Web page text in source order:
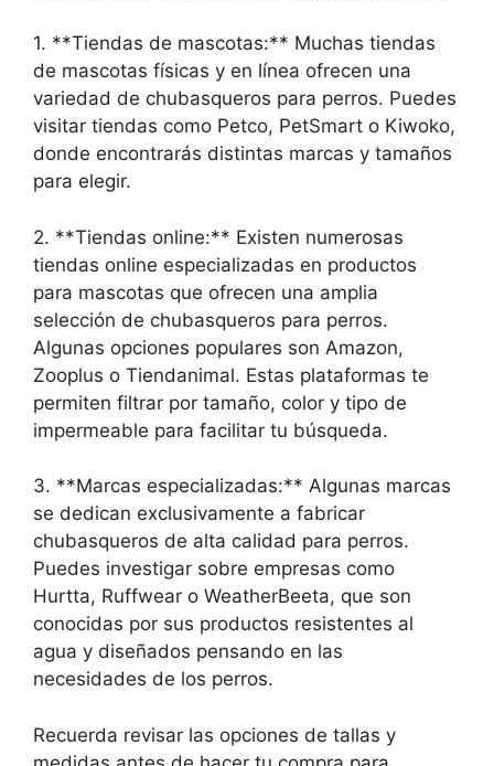
1. **Tiendas de mascotas:** Muchas tiendas
de mascotas físicas y en línea ofrecen una
variedad de chubasqueros para perros. Puedes
visitar tiendas como Petco, PetSmart o Kiwoko,
donde encontrarás distintas marcas y tamaños
para elegir.
2. **Tiendas online:** Existen numerosas
tiendas online especializadas en productos
para mascotas que ofrecen una amplia
selección de chubasqueros para perros.
Algunas opciones populares son Amazon,
Zooplus o Tiendanimal. Estas plataformas te
permiten filtrar por tamaño, color y tipo de
impermeable para facilitar tu búsqueda.
3. **Marcas especializadas:** Algunas marcas
se dedican exclusivamente a fabricar
chubasqueros de alta calidad para perros.
Puedes investigar sobre empresas como
Hurtta, Ruffwear o WeatherBeeta, que son
conocidas por sus productos resistentes al
agua y diseñados pensando en las
necesidades de los perros.
Recuerda revisar las opciones de tallas y